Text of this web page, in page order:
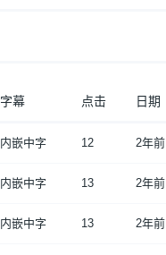
字幕 点击 日期
内嵌中字 12 2年前
内嵌中字 13 2年前
内嵌中字 13 2年前